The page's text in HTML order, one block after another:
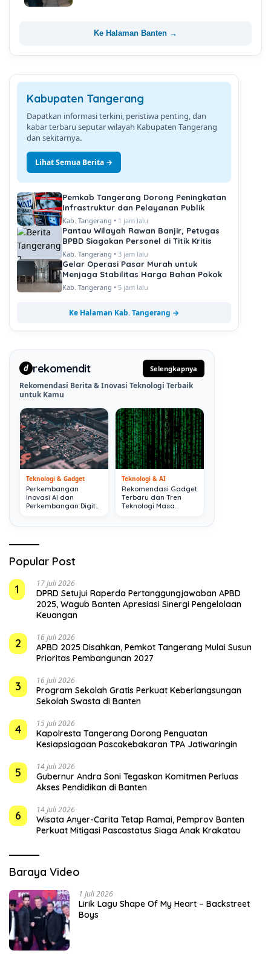
Ke Halaman Banten →
Kabupaten Tangerang
Dapatkan informasi terkini, peristiwa penting, dan
kabar terbaru seputar wilayah Kabupaten Tangerang
dan sekitarnya.
Lihat Semua Berita →
Pemkab Tangerang Dorong Peningkatan
Infrastruktur dan Pelayanan Publik
Kab. Tangerang • 1 jam lalu
Pantau Wilayah Rawan Banjir, Petugas
BPBD Siagakan Personel di Titik Kritis
Kab. Tangerang • 3 jam lalu
Gelar Operasi Pasar Murah untuk
Menjaga Stabilitas Harga Bahan Pokok
Kab. Tangerang • 5 jam lalu
Ke Halaman Kab. Tangerang →
d rekomendit Selengkapnya
Rekomendasi Berita & Inovasi Teknologi Terbaik
untuk Kamu
Teknologi & Gadget
Perkembangan
Inovasi AI dan
Perkembangan Digital
Teknologi & AI
Rekomendasi Gadget
Terbaru dan Tren
Teknologi Masa
Popular Post
1
17 Juli 2026
DPRD Setujui Raperda Pertanggungjawaban APBD
2025, Wagub Banten Apresiasi Sinergi Pengelolaan
Keuangan
2 16 Juli 2026
APBD 2025 Disahkan, Pemkot Tangerang Mulai Susun
Prioritas Pembangunan 2027
3 16 Juli 2026
Program Sekolah Gratis Perkuat Keberlangsungan
Sekolah Swasta di Banten
4 15 Juli 2026
Kapolresta Tangerang Dorong Penguatan
Kesiapsiagaan Pascakebakaran TPA Jatiwaringin
5 14 Juli 2026
Gubernur Andra Soni Tegaskan Komitmen Perluas
Akses Pendidikan di Banten
6 14 Juli 2026
Wisata Anyer-Carita Tetap Ramai, Pemprov Banten
Perkuat Mitigasi Pascastatus Siaga Anak Krakatau
Baraya Video
1 Juli 2026
Lirik Lagu Shape Of My Heart – Backstreet
Boys